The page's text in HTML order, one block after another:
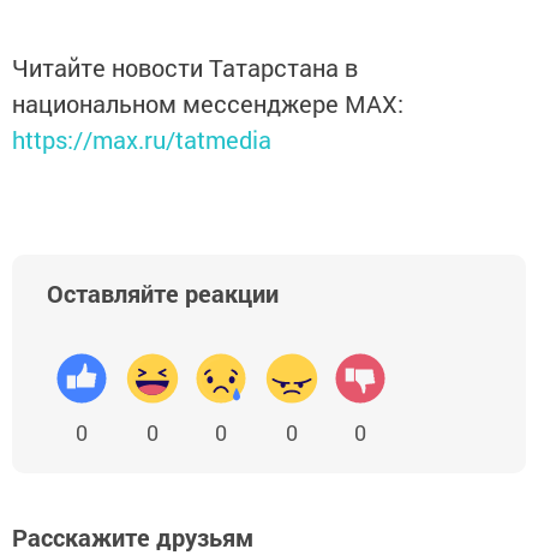
Читайте новости Татарстана в
национальном мессенджере MАХ:
https://max.ru/tatmedia
Оставляйте реакции
0 0 0 0 0
Расскажите друзьям